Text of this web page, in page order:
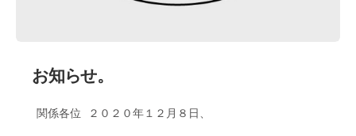
お知らせ。
関係各位 ２０２０年１２月８日、